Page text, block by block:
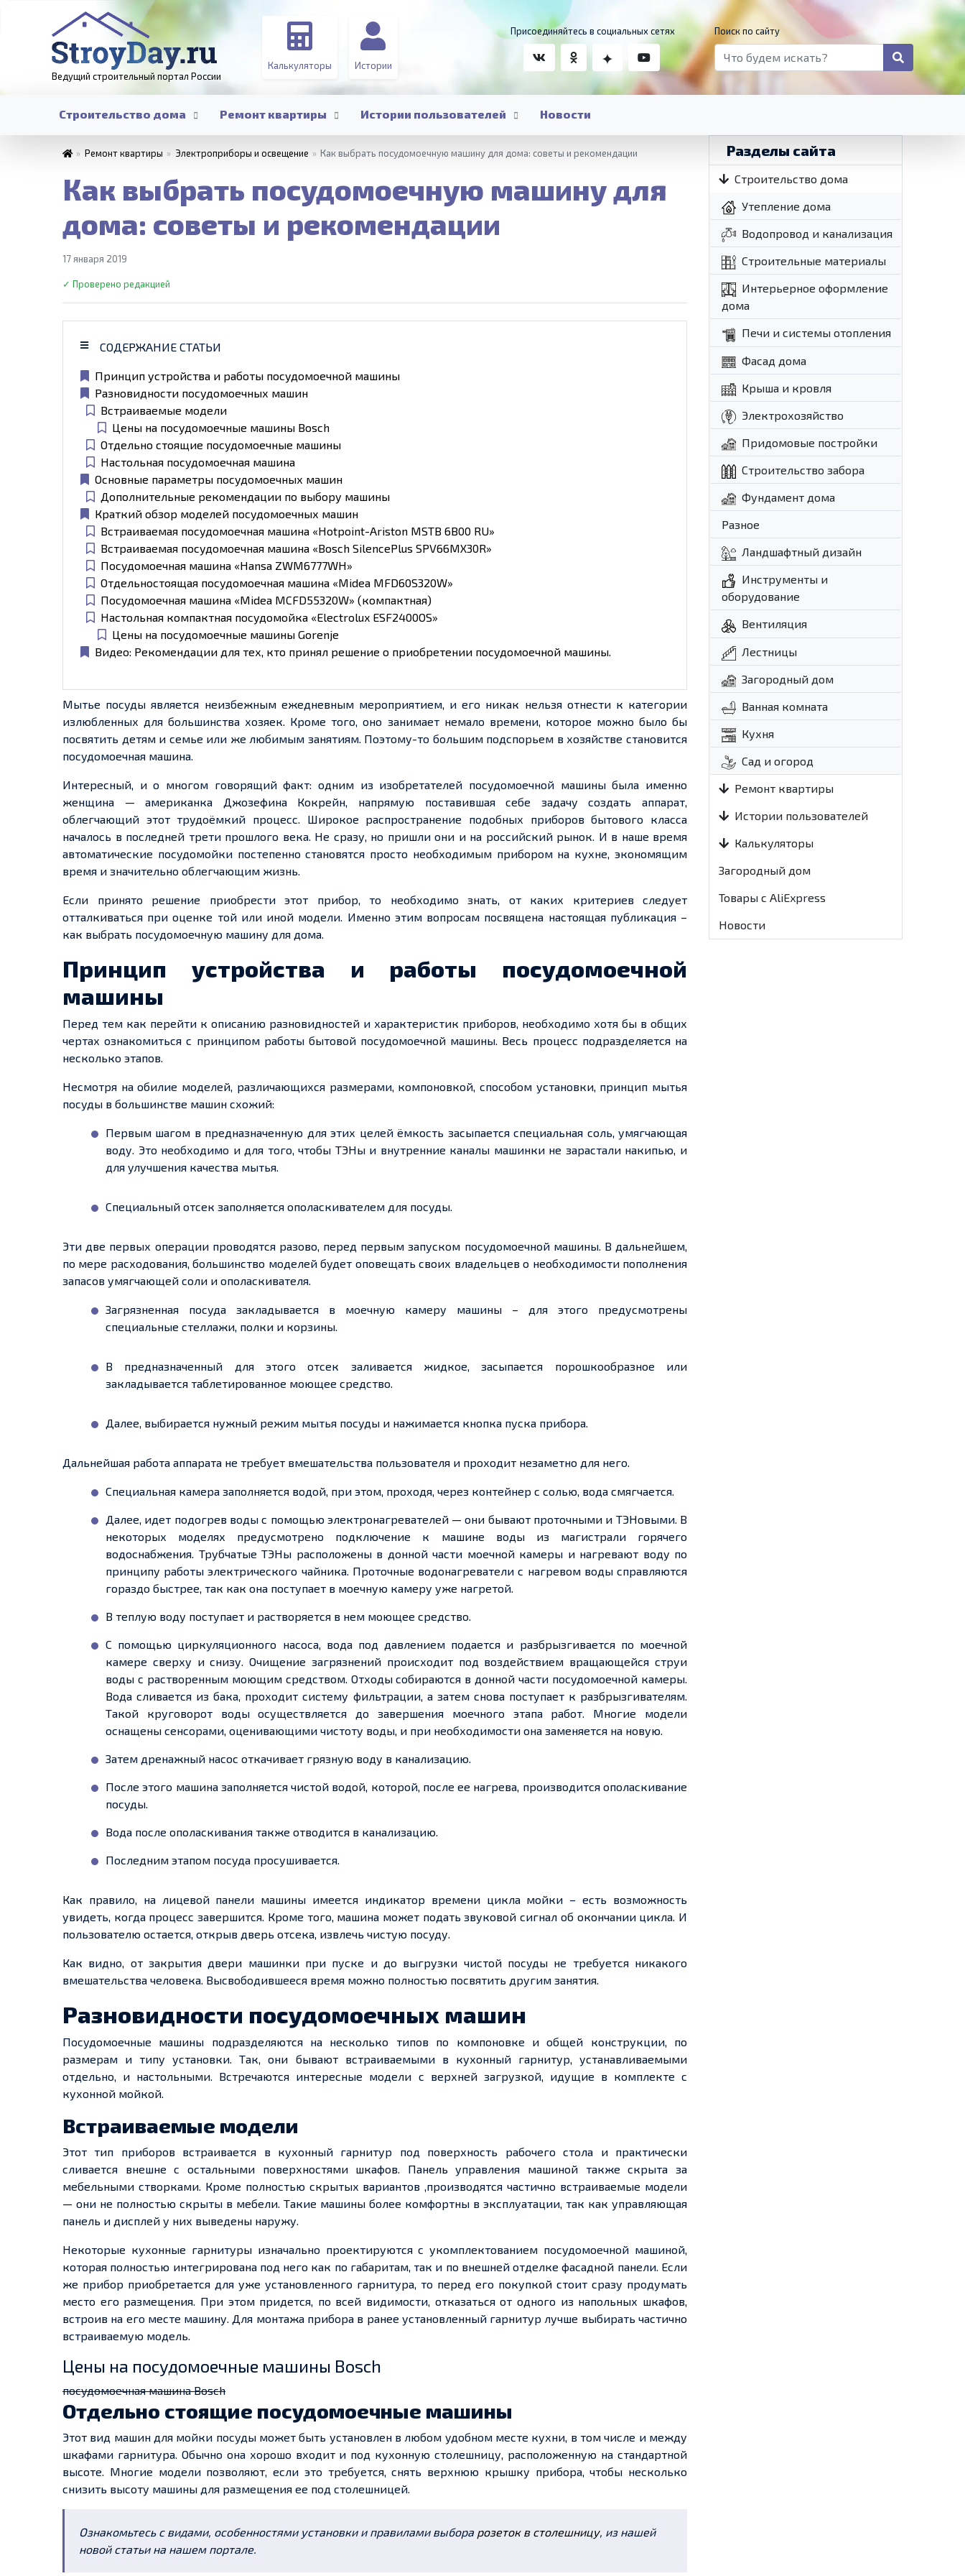
Ведущий строительный портал России
Калькуляторы Истории
Присоединяйтесь в социальных сетях Поиск по сайту
Строительство дома Ремонт квартиры Истории пользователей Новости
» Ремонт квартиры » Электроприборы и освещение » Как выбрать посудомоечную машину для дома: советы и рекомендации
Как выбрать посудомоечную машину для
дома: советы и рекомендации
17 января 2019
✓ Проверено редакцией
СОДЕРЖАНИЕ СТАТЬИ
Принцип устройства и работы посудомоечной машины
Разновидности посудомоечных машин
Встраиваемые модели
Цены на посудомоечные машины Bosch
Отдельно стоящие посудомоечные машины
Настольная посудомоечная машина
Основные параметры посудомоечных машин
Дополнительные рекомендации по выбору машины
Краткий обзор моделей посудомоечных машин
Встраиваемая посудомоечная машина «Hotpoint-Ariston MSTB 6B00 RU»
Встраиваемая посудомоечная машина «Bosch SilencePlus SPV66MX30R»
Посудомоечная машина «Hansa ZWM6777WH»
Отдельностоящая посудомоечная машина «Midea MFD60S320W»
Посудомоечная машина «Midea MCFD55320W» (компактная)
Настольная компактная посудомойка «Electrolux ESF2400OS»
Цены на посудомоечные машины Gorenje
Видео: Рекомендации для тех, кто принял решение о приобретении посудомоечной машины.
Мытье посуды является неизбежным ежедневным мероприятием, и его никак нельзя отнести к категории
излюбленных для большинства хозяек. Кроме того, оно занимает немало времени, которое можно было бы
посвятить детям и семье или же любимым занятиям. Поэтому-то большим подспорьем в хозяйстве становится
посудомоечная машина.
Интересный, и о многом говорящий факт: одним из изобретателей посудомоечной машины была именно
женщина — американка Джозефина Кокрейн, напрямую поставившая себе задачу создать аппарат,
облегчающий этот трудоёмкий процесс. Широкое распространение подобных приборов бытового класса
началось в последней трети прошлого века. Не сразу, но пришли они и на российский рынок. И в наше время
автоматические посудомойки постепенно становятся просто необходимым прибором на кухне, экономящим
время и значительно облегчающим жизнь.
Если принято решение приобрести этот прибор, то необходимо знать, от каких критериев следует
отталкиваться при оценке той или иной модели. Именно этим вопросам посвящена настоящая публикация –
как выбрать посудомоечную машину для дома.
Принцип устройства и работы посудомоечной
машины
Перед тем как перейти к описанию разновидностей и характеристик приборов, необходимо хотя бы в общих
чертах ознакомиться с принципом работы бытовой посудомоечной машины. Весь процесс подразделяется на
несколько этапов.
Несмотря на обилие моделей, различающихся размерами, компоновкой, способом установки, принцип мытья
посуды в большинстве машин схожий:
Первым шагом в предназначенную для этих целей ёмкость засыпается специальная соль, умягчающая
воду. Это необходимо и для того, чтобы ТЭНы и внутренние каналы машинки не зарастали накипью, и
для улучшения качества мытья.
Специальный отсек заполняется ополаскивателем для посуды.
Эти две первых операции проводятся разово, перед первым запуском посудомоечной машины. В дальнейшем,
по мере расходования, большинство моделей будет оповещать своих владельцев о необходимости пополнения
запасов умягчающей соли и ополаскивателя.
Загрязненная посуда закладывается в моечную камеру машины – для этого предусмотрены
специальные стеллажи, полки и корзины.
В предназначенный для этого отсек заливается жидкое, засыпается порошкообразное или
закладывается таблетированное моющее средство.
Далее, выбирается нужный режим мытья посуды и нажимается кнопка пуска прибора.
Дальнейшая работа аппарата не требует вмешательства пользователя и проходит незаметно для него.
Специальная камера заполняется водой, при этом, проходя, через контейнер с солью, вода смягчается.
Далее, идет подогрев воды с помощью электронагревателей — они бывают проточными и ТЭНовыми. В
некоторых моделях предусмотрено подключение к машине воды из магистрали горячего
водоснабжения. Трубчатые ТЭНы расположены в донной части моечной камеры и нагревают воду по
принципу работы электрического чайника. Проточные водонагреватели с нагревом воды справляются
гораздо быстрее, так как она поступает в моечную камеру уже нагретой.
В теплую воду поступает и растворяется в нем моющее средство.
С помощью циркуляционного насоса, вода под давлением подается и разбрызгивается по моечной
камере сверху и снизу. Очищение загрязнений происходит под воздействием вращающейся струи
воды с растворенным моющим средством. Отходы собираются в донной части посудомоечной камеры.
Вода сливается из бака, проходит систему фильтрации, а затем снова поступает к разбрызгивателям.
Такой круговорот воды осуществляется до завершения моечного этапа работ. Многие модели
оснащены сенсорами, оценивающими чистоту воды, и при необходимости она заменяется на новую.
Затем дренажный насос откачивает грязную воду в канализацию.
После этого машина заполняется чистой водой, которой, после ее нагрева, производится ополаскивание
посуды.
Вода после ополаскивания также отводится в канализацию.
Последним этапом посуда просушивается.
Как правило, на лицевой панели машины имеется индикатор времени цикла мойки – есть возможность
увидеть, когда процесс завершится. Кроме того, машина может подать звуковой сигнал об окончании цикла. И
пользователю остается, открыв дверь отсека, извлечь чистую посуду.
Как видно, от закрытия двери машинки при пуске и до выгрузки чистой посуды не требуется никакого
вмешательства человека. Высвободившееся время можно полностью посвятить другим занятия.
Разновидности посудомоечных машин
Посудомоечные машины подразделяются на несколько типов по компоновке и общей конструкции, по
размерам и типу установки. Так, они бывают встраиваемыми в кухонный гарнитур, устанавливаемыми
отдельно, и настольными. Встречаются интересные модели с верхней загрузкой, идущие в комплекте с
кухонной мойкой.
Встраиваемые модели
Этот тип приборов встраивается в кухонный гарнитур под поверхность рабочего стола и практически
сливается внешне с остальными поверхностями шкафов. Панель управления машиной также скрыта за
мебельными створками. Кроме полностью скрытых вариантов ,производятся частично встраиваемые модели
— они не полностью скрыты в мебели. Такие машины более комфортны в эксплуатации, так как управляющая
панель и дисплей у них выведены наружу.
Некоторые кухонные гарнитуры изначально проектируются с укомплектованием посудомоечной машиной,
которая полностью интегрирована под него как по габаритам, так и по внешней отделке фасадной панели. Если
же прибор приобретается для уже установленного гарнитура, то перед его покупкой стоит сразу продумать
место его размещения. При этом придется, по всей видимости, отказаться от одного из напольных шкафов,
встроив на его месте машину. Для монтажа прибора в ранее установленный гарнитур лучше выбирать частично
встраиваемую модель.
Цены на посудомоечные машины Bosch
посудомоечная машина Bosch
Отдельно стоящие посудомоечные машины
Этот вид машин для мойки посуды может быть установлен в любом удобном месте кухни, в том числе и между
шкафами гарнитура. Обычно она хорошо входит и под кухонную столешницу, расположенную на стандартной
высоте. Многие модели позволяют, если это требуется, снять верхнюю крышку прибора, чтобы несколько
снизить высоту машины для размещения ее под столешницей.
Ознакомьтесь с видами, особенностями установки и правилами выбора розеток в столешницу, из нашей
новой статьи на нашем портале.
Разделы сайта
Строительство дома
Утепление дома
Водопровод и канализация
Строительные материалы
Интерьерное оформление
дома
Печи и системы отопления
Фасад дома
Крыша и кровля
Электрохозяйство
Придомовые постройки
Строительство забора
Фундамент дома
Разное
Ландшафтный дизайн
Инструменты и
оборудование
Вентиляция
Лестницы
Загородный дом
Ванная комната
Кухня
Сад и огород
Ремонт квартиры
Истории пользователей
Калькуляторы
Загородный дом
Товары с AliExpress
Новости